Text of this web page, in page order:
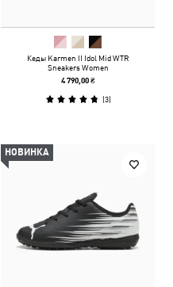
Кеды Karmen II Idol Mid WTR
Sneakers Women
4 790,00 ₴
(3)
НОВИНКА